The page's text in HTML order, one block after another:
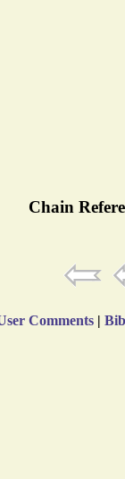
Chain
Comments |